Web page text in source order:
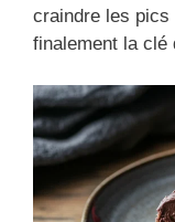
craindre les pics
finalement la